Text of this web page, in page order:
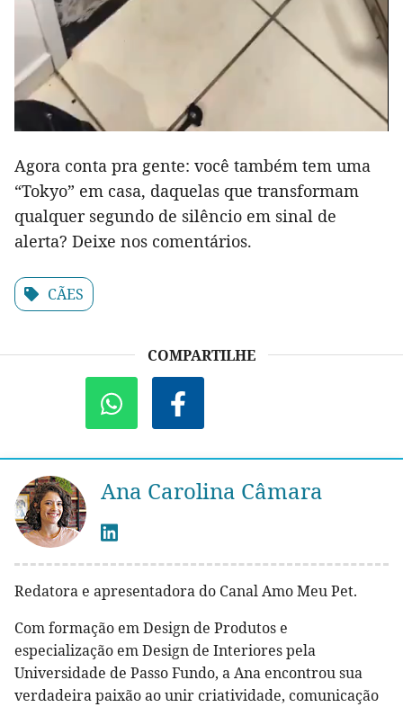
Agora conta pra gente: você também tem uma
“Tokyo” em casa, daquelas que transformam
qualquer segundo de silêncio em sinal de
alerta? Deixe nos comentários.
CÃES
COMPARTILHE
Ana Carolina Câmara
Redatora e apresentadora do Canal Amo Meu Pet.
Com formação em Design de Produtos e
especialização em Design de Interiores pela
Universidade de Passo Fundo, a Ana encontrou sua
verdadeira paixão ao unir criatividade, comunicação